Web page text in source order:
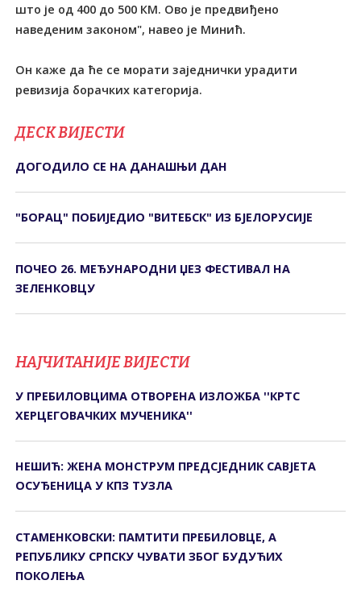
што је од 400 до 500 КМ. Ово је предвиђено
наведеним законом", навео је Минић.
Он каже да ће се морати заједнички урадити
ревизија борачких категорија.
ДЕСК ВИЈЕСТИ
ДОГОДИЛО СЕ НА ДАНАШЊИ ДАН
"БОРАЦ" ПОБИЈЕДИО "ВИТЕБСК" ИЗ БЈЕЛОРУСИЈЕ
ПОЧЕО 26. МЕЂУНАРОДНИ ЏЕЗ ФЕСТИВАЛ НА
ЗЕЛЕНКОВЦУ
НАЈЧИТАНИЈЕ ВИЈЕСТИ
У ПРЕБИЛОВЦИМА ОTВОРЕНА ИЗЛОЖБА ''КРTС
ХЕРЦЕГОВАЧКИХ МУЧЕНИКА''
НЕШИЋ: ЖЕНА МОНСТРУМ ПРЕДСЈЕДНИК САВЈЕТА
ОСУЂЕНИЦА У КПЗ ТУЗЛА
СТАМЕНКОВСКИ: ПАМТИТИ ПРЕБИЛОВЦЕ, А
РЕПУБЛИКУ СРПСКУ ЧУВАТИ ЗБОГ БУДУЋИХ
ПОКОЛЕЊА